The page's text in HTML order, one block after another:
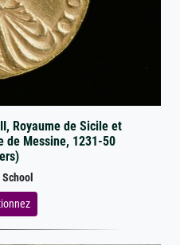
Royaume de Sicile et
de Messine, 1231-50